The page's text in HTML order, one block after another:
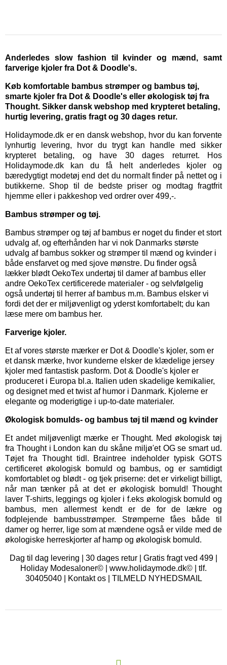
Anderledes slow fashion til kvinder og mænd, samt
farverige kjoler fra Dot & Doodle's.
Køb komfortable bambus strømper og bambus tøj,
smarte kjoler fra Dot & Doodle's eller økologisk tøj fra
Thought. Sikker dansk webshop med krypteret betaling,
hurtig levering, gratis fragt og 30 dages retur.
Holidaymode.dk er en dansk webshop, hvor du kan forvente
lynhurtig levering, hvor du trygt kan handle med sikker
krypteret betaling, og have 30 dages returret. Hos
Holidaymode.dk kan du få helt anderledes kjoler og
bæredygtigt modetøj end det du normalt finder på nettet og i
butikkerne. Shop til de bedste priser og modtag fragtfrit
hjemme eller i pakkeshop ved ordrer over 499,-.
Bambus strømper og tøj.
Bambus strømper og tøj af bambus er noget du finder et stort
udvalg af, og efterhånden har vi nok Danmarks største
udvalg af bambus sokker og strømper til mænd og kvinder i
både ensfarvet og med sjove mønstre. Du finder også
lækker blødt OekoTex undertøj til damer af bambus eller
andre OekoTex certificerede materialer - og selvfølgelig
også undertøj til herrer af bambus m.m. Bambus elsker vi
fordi det der er miljøvenligt og yderst komfortabelt; du kan
læse mere om bambus her.
Farverige kjoler.
Et af vores største mærker er Dot & Doodle's kjoler, som er
et dansk mærke, hvor kunderne elsker de klædelige jersey
kjoler med fantastisk pasform. Dot & Doodle's kjoler er
produceret i Europa bl.a. Italien uden skadelige kemikalier,
og designet med et twist af humor i Danmark. Kjolerne er
elegante og moderigtige i up-to-date materialer.
Økologisk bomulds- og bambus tøj til mænd og kvinder
Et andet miljøvenligt mærke erThought. Med økologisk tøj
fra Thought i London kan du skåne miljø'et OG se smart ud.
Tøjet fra Thought tidl. Braintree indeholder typisk GOTS
certificeret økologisk bomuld og bambus, og er samtidigt
komfortablet og blødt - og tjek priserne: det er virkeligt billigt,
når man tænker på at det er økologisk bomuld! Thought
laver T-shirts, leggings og kjoler i f.eks økologisk bomuld og
bambus, men allermest kendt er de for de lækre og
fodplejende bambusstrømper. Strømperne fåes både til
damer og herrer, lige som at mændene også er vilde med de
økologiske herreskjorter af hamp og økologisk bomuld.
Dag til dag levering | 30 dages retur | Gratis fragt ved 499 |
Holiday Modesaloner© | www.holidaymode.dk© | tlf.
30405040 |
Kontakt os| TILMELD NYHEDSMAIL